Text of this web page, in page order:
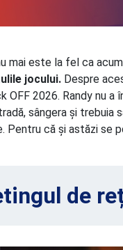
mai este la fel ca
jocului. Despre
OFF 2026. Randy
sângera și trebuia
Pentru că și astăzi se
de